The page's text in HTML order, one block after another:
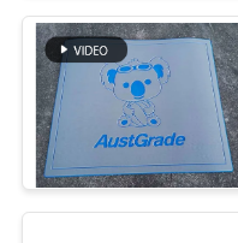
गुणवत्ता
नियंत्रण
संपर्क
करें